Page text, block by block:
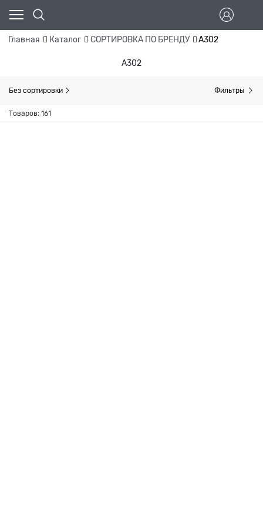
Главная Каталог СОРТИРОВКА ПО БРЕНДУ A302
A302
Без сортировки Фильтры
Товаров: 161